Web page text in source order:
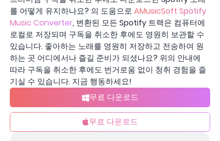
를 어떻게 유지하나요? 의 도움으로 AMusicSoft Spotify
Music Converter, 변환된 모든 Spotify 트랙은 컴퓨터에
로컬로 저장되며 구독을 취소한 후에도 영원히 보관할 수
있습니다. 좋아하는 노래를 영원히 저장하고 전송하여 원
하는 곳 어디에서나 즐길 준비가 되셨나요? 위의 안내에
따라 구독을 취소한 후에도 번거로움 없이 청취 경험을 즐
기실 수 있습니다. 지금 행동하세요!
무료 다운로드
무료 다운로드